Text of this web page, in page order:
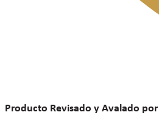
Producto Revisado y Avalado por